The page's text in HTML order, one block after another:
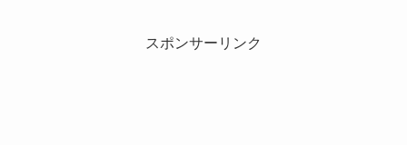
スポンサーリンク